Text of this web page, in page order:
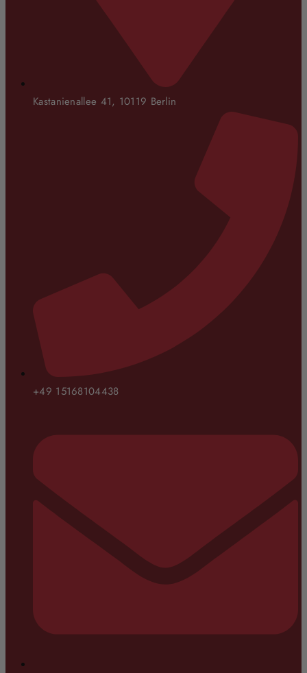
Kastanienallee 41, 10119 Berlin
+49 15168104438